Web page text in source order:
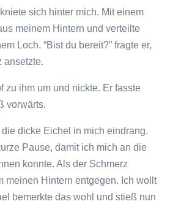
sich hinter mich. Mit einem
meinem Hintern und verteilte
Loch. “Bist du bereit?” fragte er,
ansetzte.
zu ihm um und nickte. Er fasste
vorwärts.
die dicke Eichel in mich eindrang.
Pause, damit ich mich an die
konnte. Als der Schmerz
meinen Hintern entgegen. Ich wollt
bemerkte das wohl und stieß nun